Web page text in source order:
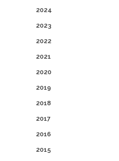
2024
2023
2022
2021
2020
2019
2018
2017
2016
2015